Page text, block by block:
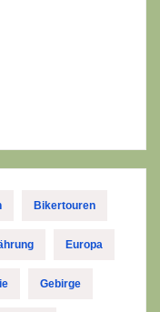
Bikertouren
Europa
Gebirge